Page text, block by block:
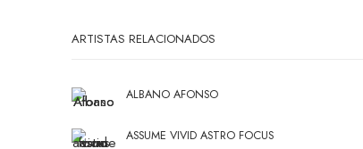
ARTISTAS RELACIONADOS
ALBANO AFONSO
ASSUME VIVID ASTRO FOCUS